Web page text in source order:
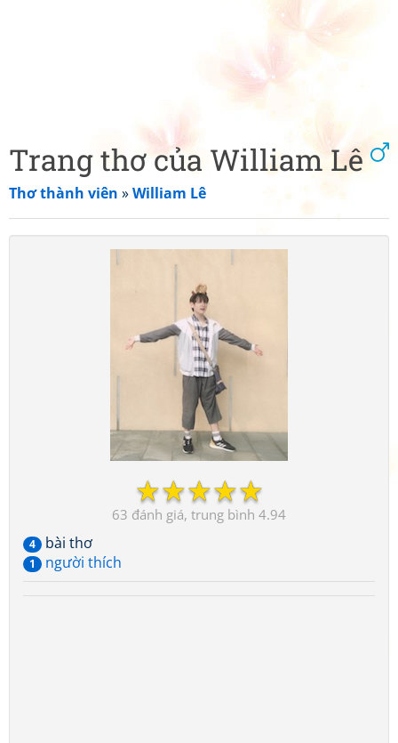
Trang thơ của William Lê
Thơ thành viên »William Lê
☆
☆
☆
☆
☆
63 4.94
4 bài thơ
1 người thích